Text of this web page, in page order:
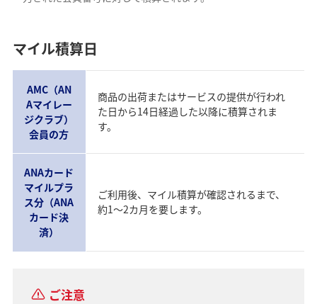
マイル積算日
AMC（AN
Aマイレー
ジクラブ）
会員の方
商品の出荷またはサービスの提供が行われ
た日から14日経過した以降に積算されま
す。
ANAカード
マイルプラ
ス分（ANA
カード決
済）
ご利用後、マイル積算が確認されるまで、
約1～2カ月を要します。
ご注意